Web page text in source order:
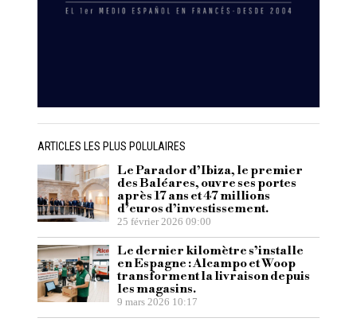
ARTICLES LES PLUS POLULAIRES
Le Parador d’Ibiza, le premier
des Baléares, ouvre ses portes
après 17 ans et 47 millions
d’euros d’investissement.
25 février 2026 09:00
Le dernier kilomètre s’installe
en Espagne : Alcampo et Woop
transforment la livraison depuis
les magasins.
9 mars 2026 10:17